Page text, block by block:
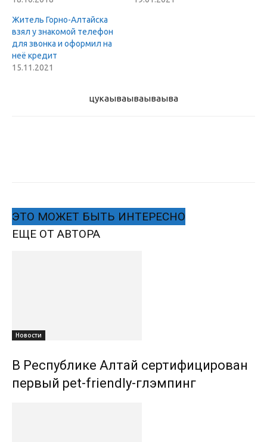
Житель Горно-Алтайска
взял у знакомой телефон
для звонка и оформил на
неё кредит
15.11.2021
цукаываываываыва
ЭТО МОЖЕТ БЫТЬ ИНТЕРЕСНО
ЕЩЕ ОТ АВТОРА
Новости
В Республике Алтай сертифицирован
первый pet-friendly-глэмпинг